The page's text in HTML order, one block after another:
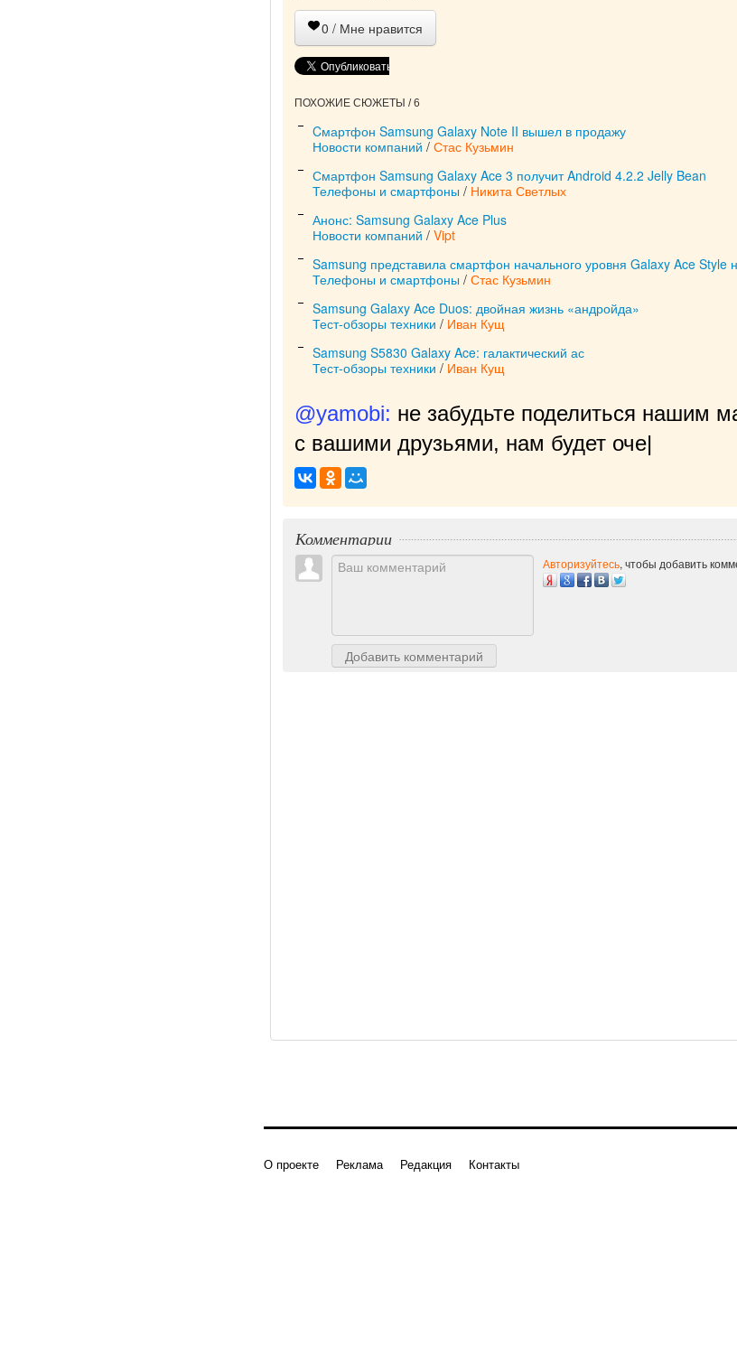
0 / Мне нравится
ПОХОЖИЕ СЮЖЕТЫ / 6
Cмартфон Samsung Galaxy Note II вышел в продажу
Новости компаний / Стас Кузьмин
Смартфон Samsung Galaxy Ace 3 получит Android 4.2.2 Jelly Bean
Телефоны и смартфоны / Никита Светлых
Анонс: Samsung Galaxy Ace Plus
Новости компаний / Vipt
Samsung представила смартфон начального уровня Galaxy Ace Style
Телефоны и смартфоны / Стас Кузьмин
Samsung Galaxy Ace Duos: двойная жизнь «андройда»
Тест-обзоры техники / Иван Кущ
Samsung S5830 Galaxy Ace: галактический ас
Тест-обзоры техники / Иван Кущ
@yamobi: не забудьте поделиться нашим
с вашими друзьями, нам будет очень
Комментарии
Добавить комментарий
Авторизуйтесь, чтобы добавить
О проекте Реклама Редакция Контакты